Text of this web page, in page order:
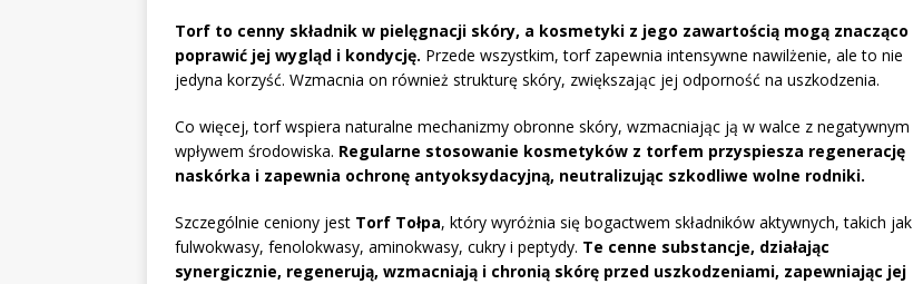
Torf to cenny składnik w pielęgnacji skóry, a kosmetyki z jego zawartością mogą znacząco
poprawić jej wygląd i kondycję. Przede wszystkim, torf zapewnia intensywne nawilżenie, ale to nie
jedyna korzyść. Wzmacnia on również strukturę skóry, zwiększając jej odporność na uszkodzenia.
Co więcej, torf wspiera naturalne mechanizmy obronne skóry, wzmacniając ją w walce z negatywnym
wpływem środowiska. Regularne stosowanie kosmetyków z torfem przyspiesza regenerację
naskórka i zapewnia ochronę antyoksydacyjną, neutralizując szkodliwe wolne rodniki.
Szczególnie ceniony jest Torf Tołpa, który wyróżnia się bogactwem składników aktywnych, takich jak
fulwokwasy, fenolokwasy, aminokwasy, cukry i peptydy. Te cenne substancje, działając
synergicznie, regenerują, wzmacniają i chronią skórę przed uszkodzeniami, zapewniając jej